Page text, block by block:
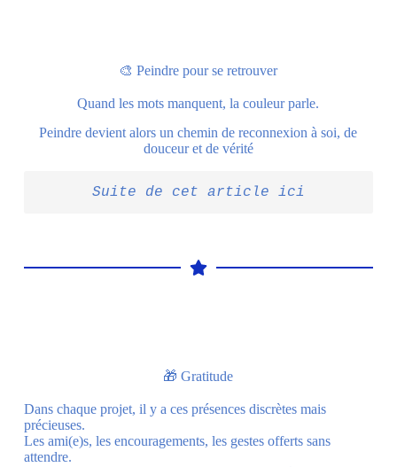
🎨 Peindre pour se retrouver
Quand les mots manquent, la couleur parle.
Peindre devient alors un chemin de reconnexion à soi, de
douceur et de vérité
Suite de cet article ici
🎁 Gratitude
Dans chaque projet, il y a ces présences discrètes mais
précieuses.
Les ami(e)s, les encouragements, les gestes offerts sans
attendre.